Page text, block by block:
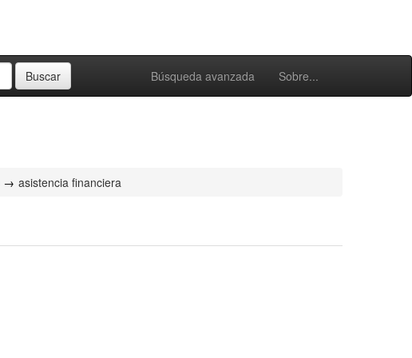
Búsqueda avanzada Sobre...
asistencia financiera